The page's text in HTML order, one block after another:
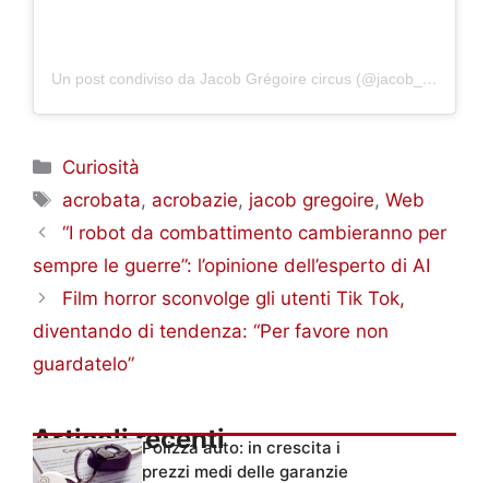
Un post condiviso da Jacob Grégoire circus (@jacob_acrobat)
Categorie
Curiosità
Tag
acrobata, acrobazie, jacob gregoire,Web
“I robot da combattimento cambieranno per
sempre le guerre”: l’opinione dell’esperto di AI
Film horror sconvolge gli utenti Tik Tok,
diventando di tendenza: “Per favore non
guardatelo”
Articoli recentiPolizza auto: in crescita i
prezzi medi delle garanzie